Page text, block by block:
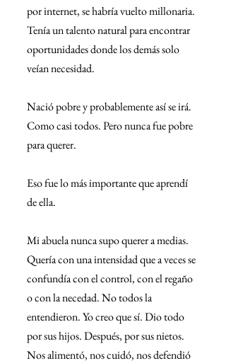
por internet, se habría vuelto millonaria.
Tenía un talento natural para encontrar
oportunidades donde los demás solo
veían necesidad.
Nació pobre y probablemente así se irá.
Como casi todos. Pero nunca fue pobre
para querer.
Eso fue lo más importante que aprendí
de ella.
Mi abuela nunca supo querer a medias.
Quería con una intensidad que a veces se
confundía con el control, con el regaño
o con la necedad. No todos la
entendieron. Yo creo que sí. Dio todo
por sus hijos. Después, por sus nietos.
Nos alimentó, nos cuidó, nos defendió